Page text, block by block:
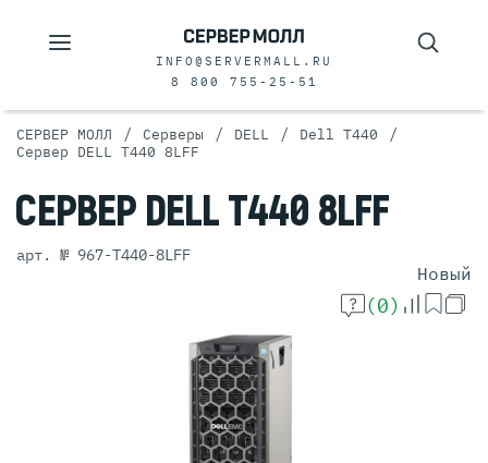
INFO@SERVERMALL.RU
8 800 755-25-51
СЕРВЕР МОЛЛ / Серверы / DELL / Dell T440 /
Сервер DELL T440 8LFF
СЕРВЕР DELL T440 8LFF
арт. № 967-T440-8LFF
Новый
(0)